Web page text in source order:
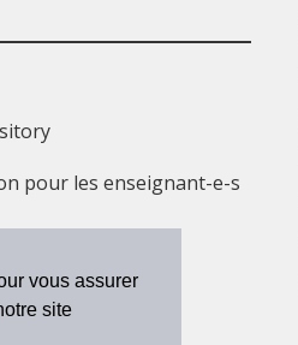
vous assurer
site
pour les enseignant-e-s